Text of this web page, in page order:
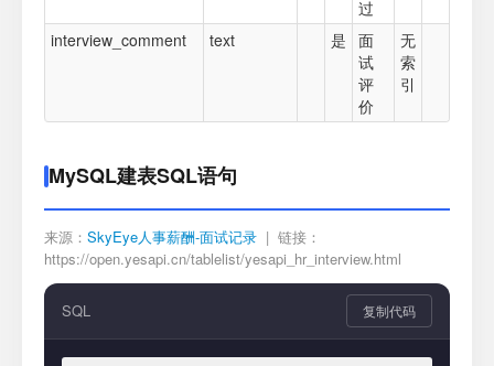
过
interview_comment text 是 面
试
评
价
无
索
引
MySQL建表SQL语句
来源： SkyEye人事薪酬-面试记录 | 链接：
https://open.yesapi.cn/tablelist/yesapi_hr_interview.html
SQL 复制代码